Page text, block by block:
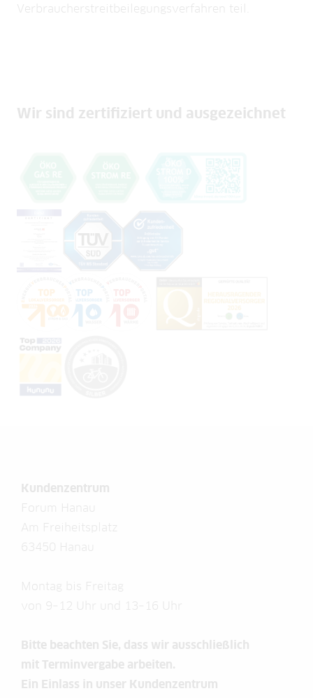
Verbraucherstreitbeilegungsverfahren teil.
Wir sind zertifiziert und ausgezeichnet
Kundenzentrum
Forum Hanau
Am Freiheitsplatz
63450 Hanau
Montag bis Freitag
von 9–12 Uhr und 13–16 Uhr
Bitte beachten Sie, dass wir ausschließlich
mit Terminvergabe arbeiten.
Ein Einlass in unser Kundenzentrum